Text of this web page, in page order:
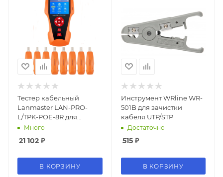
Тестер кабельный
Lanmaster LAN-PRO-
L/TPK-POE-8R для
кабельного тестера
Много
21 102 ₽
В КОРЗИНУ
Инструмент WRline WR-
501B для зачистки
кабеля UTP/STP
Достаточно
515₽
В КОРЗИНУ